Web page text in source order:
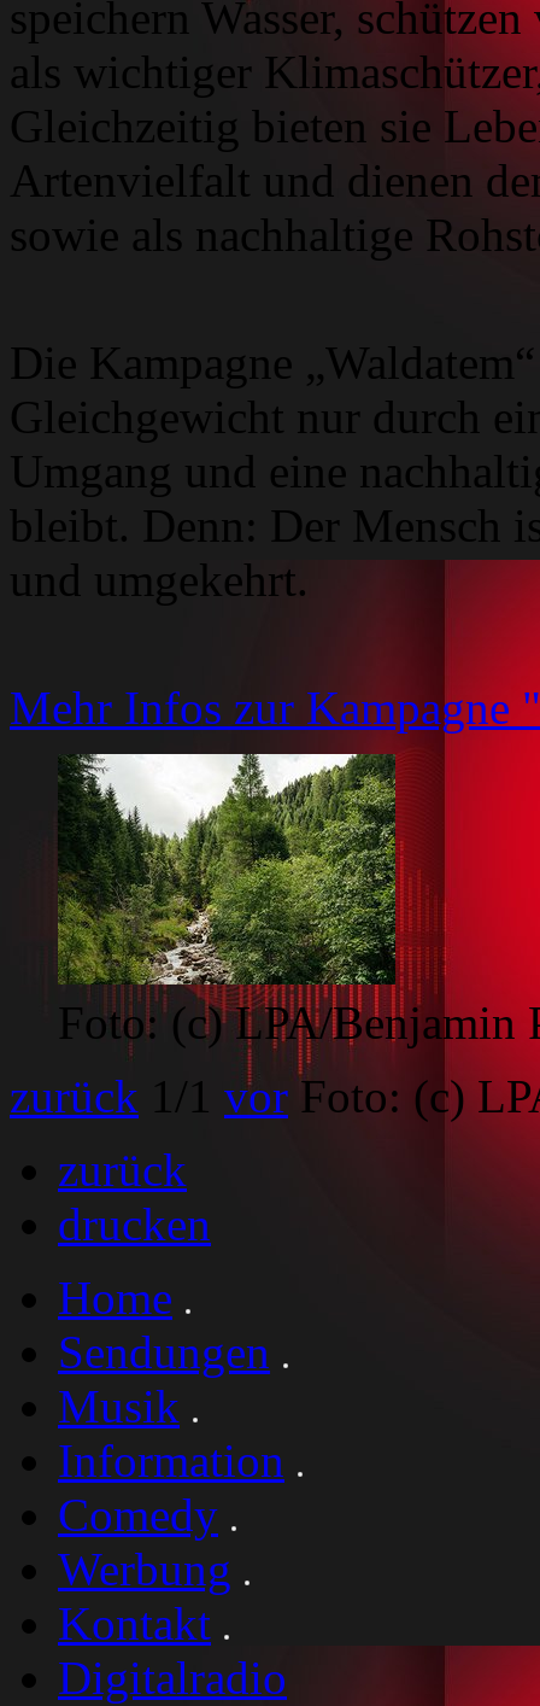
speichern Wasser,
als wichtiger
Gleichzeitig bieten sie
Artenvielfalt und dienen
sowie als nachhaltige
Die Kampagne
Gleichgewicht nur durch
Umgang und eine
bleibt. Denn: Der Mensch
und umgekehrt.
Mehr Infos zur Kampagne
Foto: (c) LPA/Benjamin
zurück 1 /1 vor Foto: (c)
zurück
drucken
Home
Sendungen
Musik
Information
Comedy
Werbung
Kontakt
Digitalradio